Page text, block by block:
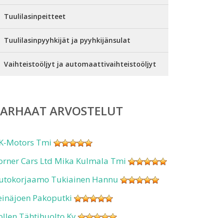
Tuulilasinpeitteet
Tuulilasinpyyhkijät ja pyyhkijänsulat
Vaihteistoöljyt ja automaattivaihteistoöljyt
ARVOSTELUT
Motors Tmi
Cars Ltd Mika Kulmala Tmi
Tukiainen Hannu
Pakoputki